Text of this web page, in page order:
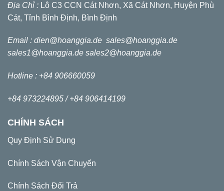
Địa Chỉ : Lô C3 CCN Cát Nhơn, Xã Cát Nhơn, Huyện Phù
Cát, Tỉnh Bình Định, Bình Định
Email : dien@hoanggia.de sales@hoanggia.de
sales1@hoanggia.de sales2@hoanggia.de
Hotline : +84 906660059
+84 973224895 /+84 906414199
CHÍNH SÁCH
Quy Định Sử Dụng
Chính Sách Vận Chuyển
Chính Sách Đổi Trả